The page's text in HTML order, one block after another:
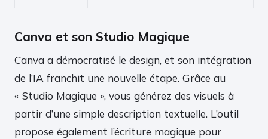
Canva et son Studio Magique
Canva a démocratisé le design, et son intégration
de l’IA franchit une nouvelle étape. Grâce au
« Studio Magique », vous générez des visuels à
partir d’une simple description textuelle. L’outil
propose également l’écriture magique pour